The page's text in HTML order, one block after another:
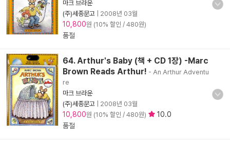
마크 브라운
(주)세종문고
2008년 03월
10,800원 (10% 할인 / 480원)
품절
64. Arthur's Baby (책 + CD 1장) -Marc
Brown Reads Arthur! - An Arthur Adventu
re
마크 브라운
(주)세종문고
2008년 03월
10,800원 (10% 할인 / 480원)
10.0
품절